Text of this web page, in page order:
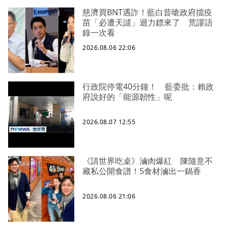
慈濟買BNT遇詐！藍白昔嗆政府擋疫
苗「必遭天譴」迴力鏢來了 荒謬語
錄一次看
2026.08.06 22:06
行政院停電40分鐘！ 藍委批：賴政
府說好的「能源韌性」呢
2026.08.07 12:55
《請世界吃桌》滷肉爆紅 陳隨意不
藏私公開食譜！5食材滷出一鍋香
2026.08.06 21:06